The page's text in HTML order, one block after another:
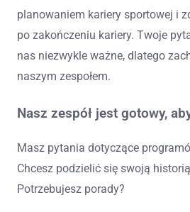
planowaniem kariery sportowej i
po zakończeniu kariery. Twoje
nas niezwykle ważne, dlatego
naszym zespołem.
Nasz zespół jest gotowy,
Masz pytania dotyczące
Chcesz podzielić się swoją
Potrzebujesz porady?